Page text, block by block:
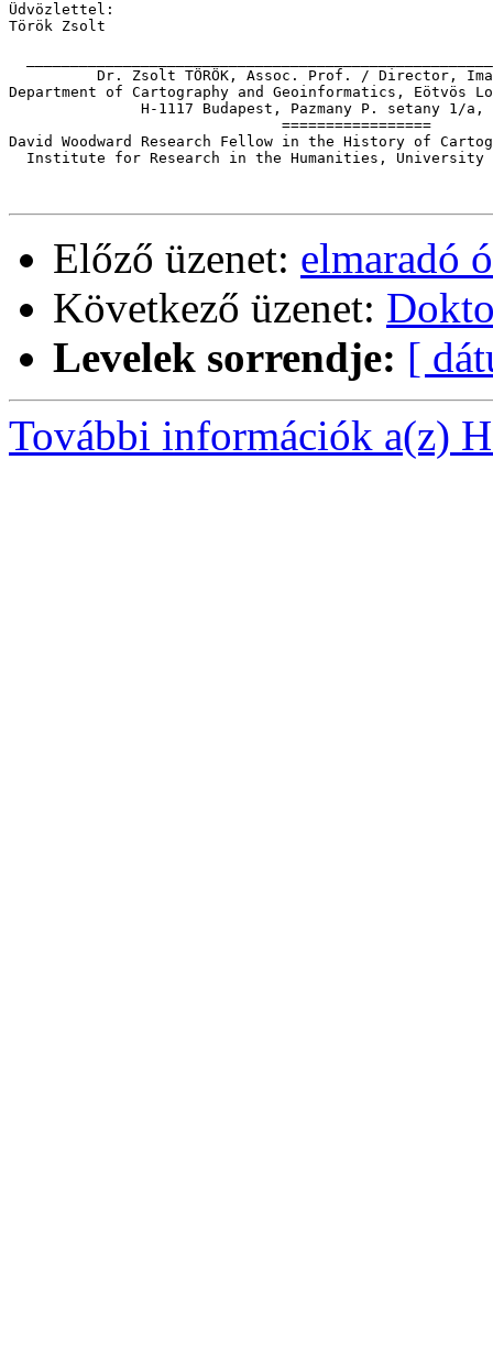
Üdvözlettel:
Török Zsolt
Dr. Zsolt TÖRÖK, Assoc. Prof. / Director,
Department of Cartography and Geoinformatics, Eötvös
H-1117 Budapest, Pazmany P. setany 1/a,
                               =================
David Woodward Research Fellow in the History of
Institute for Research in the Humanities, University
Előző üzenet: elmaradó
Következő üzenet:
Levelek sorrendje: [
További információk a(z)